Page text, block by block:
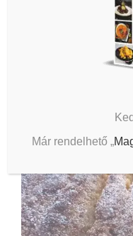
Már rendelhető „